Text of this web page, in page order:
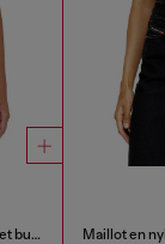
T-shirt en jersey avec strass et burnout effect